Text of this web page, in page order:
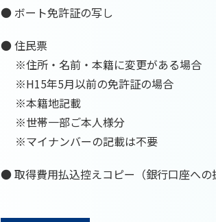
● ボート免許証の写し
● 住民票
※住所・名前・本籍に変更がある場合
※H15年5月以前の免許証の場合
※本籍地記載
※世帯一部ご本人様分
※マイナンバーの記載は不要
● 取得費用払込控えコピー（銀行口座への